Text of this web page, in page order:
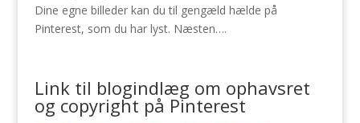
Dine egne billeder kan du til gengæld hælde på
Pinterest, som du har lyst. Næsten….
Link til blogindlæg om ophavsret
og copyright på Pinterest